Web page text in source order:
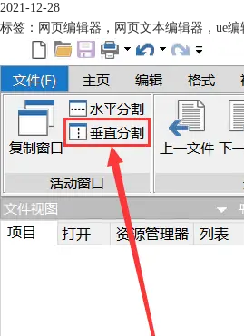
2021-12-28
标签： 网页编辑器 ， 网页文本编辑器 ， ue编